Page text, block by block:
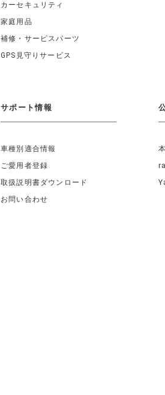
カーセキュリティ
家庭用品
補修・サービスパーツ
GPS見守りサービス
サポート情報
車種別適合情報
ご愛用者登録
取扱説明書ダウンロード
お問い合わせ